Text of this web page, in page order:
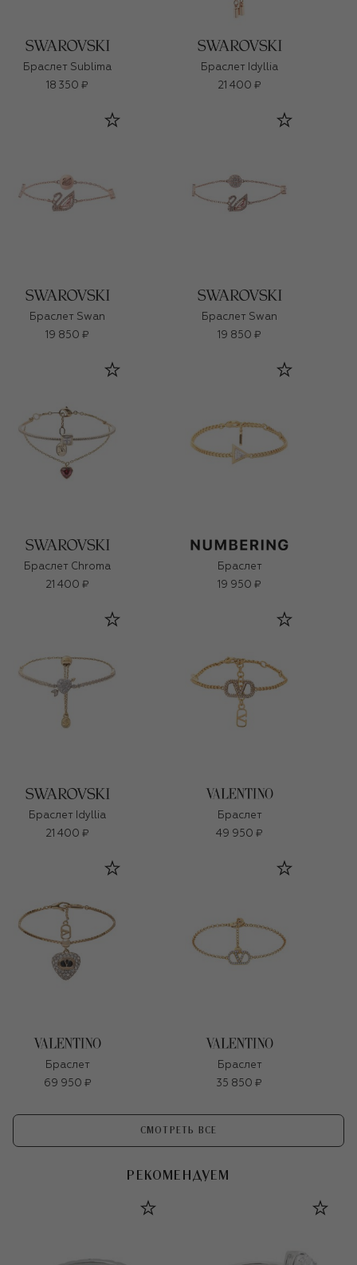
Браслет Sublima
18 350 ₽
Браслет Idyllia
21 400 ₽
Браслет Swan
19 850 ₽
Браслет Swan
19 850 ₽
Браслет Chroma
21 400 ₽
Браслет
19 950 ₽
Браслет Idyllia
21 400 ₽
Браслет
49 950 ₽
Браслет
69 950 ₽
Браслет
35 850 ₽
СМОТРЕТЬ ВСЕ
РЕКОМЕНДУЕМ